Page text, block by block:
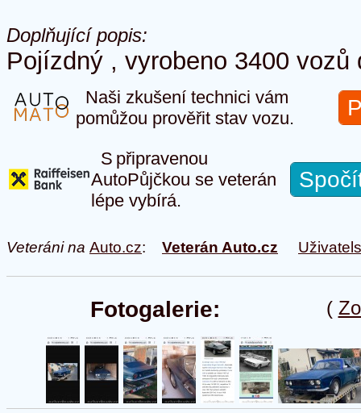
Doplňující popis:
Pojízdný , vyrobeno 3400 vozů
Naši zkušení technici vám
pomůžou prověřit stav vozu.
S připravenou
AutoPůjčkou se veterán
lépe vybírá.
Veteráni na Auto.cz: Veterán Auto.cz
(
Fotogalerie: